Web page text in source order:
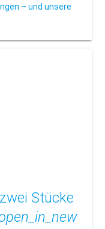
– und unsere
Stücke